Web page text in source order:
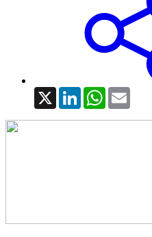
X LinkedInWhatsApp